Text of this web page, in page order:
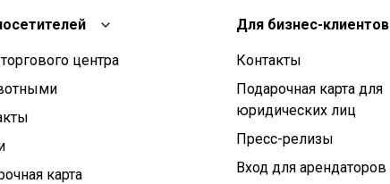
центра
карта
Для бизнес-клиентов
Контакты
Подарочная карта для
юридических лиц
Пресс-релизы
Вход для арендаторов